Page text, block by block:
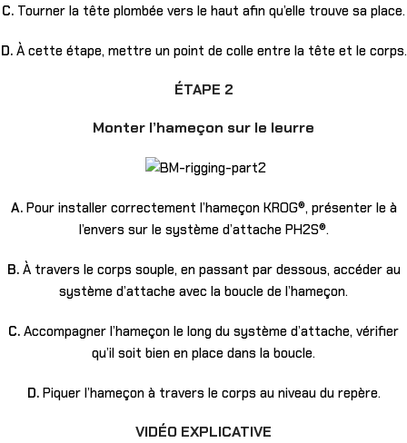
C. Tourner la tête plombée vers le haut afin qu’elle trouve sa place.
D.À cette étape, mettre un point de colle entre la tête et le corps.
ÉTAPE 2
Monter l’hameçon sur le leurre
A.Pour installer correctement l’hameçon KROG®, présenter le à
l’envers sur le système d’attache PH2S®.
B.À travers le corps souple, en passant par dessous, accéder au
système d’attache avec la boucle de l’hameçon.
C. Accompagner l’hameçon le long du système d’attache, vérifier
qu’il soit bien en place dans la boucle.
D.Piquer l’hameçon à travers le corps au niveau du repère.
VIDÉO EXPLICATIVE